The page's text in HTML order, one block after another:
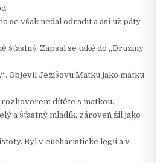
se však nedal odradit a asi už pátý
šťastný. Zapsal se také do „Družiny
Objevil Ježíšovu Matku jako matku
dítěte s matkou.
a šťastný mladík, zároveň žil jako
Byl v eucharistické legii a v